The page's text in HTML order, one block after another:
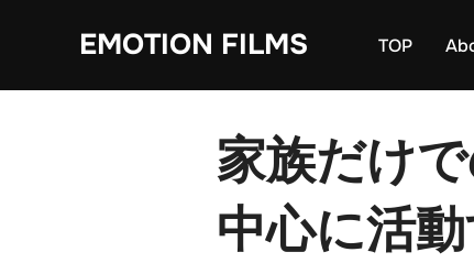
EMOTION FILMS TOP
家族だけ
中心に活